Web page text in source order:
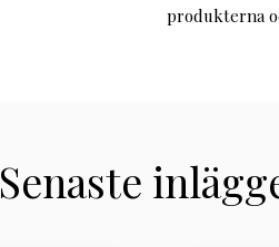
produkterna
Senaste